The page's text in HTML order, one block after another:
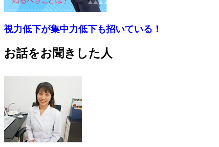
視力低下が集中力低下も招いている！
お話をお聞きした人